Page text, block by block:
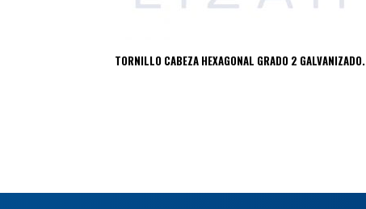
TORNILLO CABEZA HEXAGONAL GRADO 2 GALVANIZADO.